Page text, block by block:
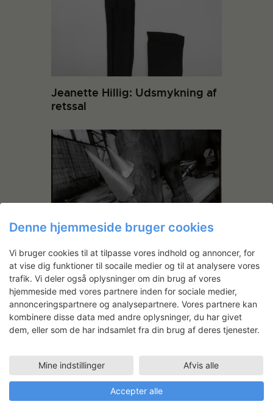
Jeanette Hillig: Udsmykning af
retssal
Signe Højmark
Faciliteter
03.10.2003 - 16.01.2004
Denne hjemmeside bruger cookies
Vi bruger cookies til at tilpasse vores indhold og annoncer, for
at vise dig funktioner til socaile medier og til at analysere vores
trafik. Vi deler også oplysninger om din brug af vores
hjemmeside med vores partnere inden for sociale medier,
annonceringspartnere og analysepartnere. Vores partnere kan
kombinere disse data med andre oplysninger, du har givet
dem, eller som de har indsamlet fra din brug af deres tjenester.
Mine indstillinger Afvis alle
Accepter alle